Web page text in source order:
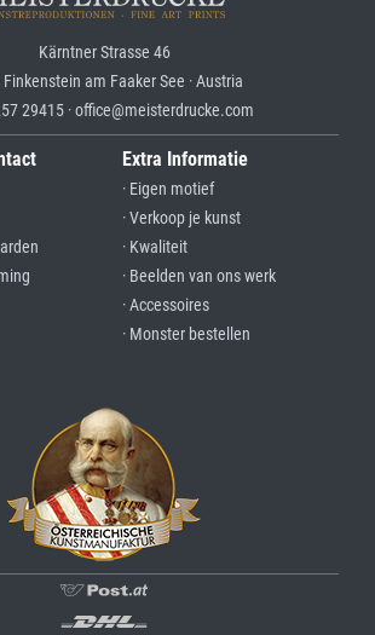
Kärntner Strasse 46
am Faaker See · Austria
29415 · office@meisterdrucke.com
Extra Informatie
· Eigen motief
· Verkoop je kunst
· Kwaliteit
· Beelden van ons werk
· Accessoires
· Monster bestellen